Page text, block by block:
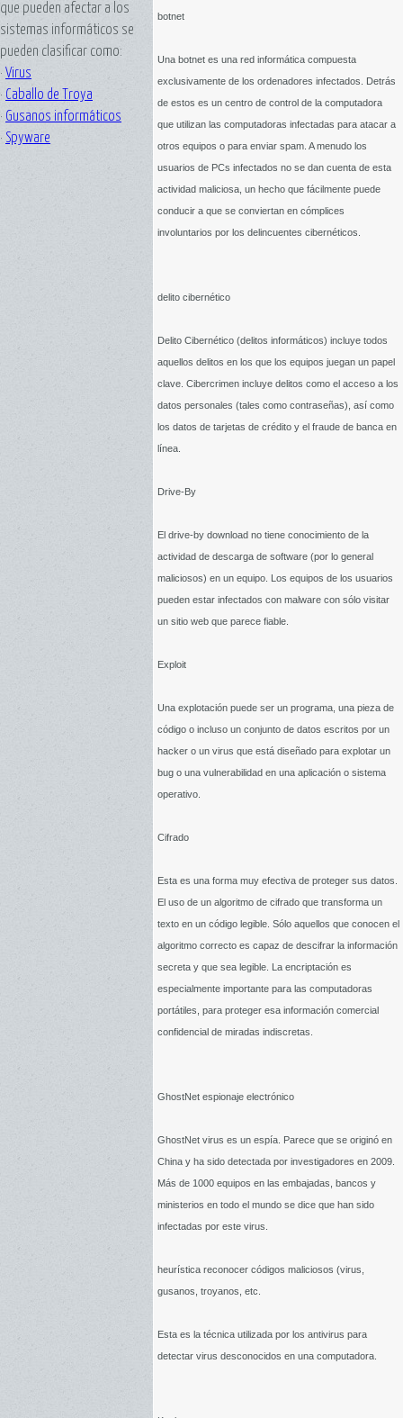
que pueden afectar a los
sistemas informáticos se
pueden clasificar como:
· Virus
· Caballo de Troya
· Gusanos informáticos
· Spyware
botnet
Una botnet es una red informática compuesta
exclusivamente de los ordenadores infectados. Detrás
de estos es un centro de control de la computadora
que utilizan las computadoras infectadas para atacar a
otros equipos o para enviar spam. A menudo los
usuarios de PCs infectados no se dan cuenta de esta
actividad maliciosa, un hecho que fácilmente puede
conducir a que se conviertan en cómplices
involuntarios por los delincuentes cibernéticos.
delito cibernético
Delito Cibernético (delitos informáticos) incluye todos
aquellos delitos en los que los equipos juegan un papel
clave. Cibercrimen incluye delitos como el acceso a los
datos personales (tales como contraseñas), así como
los datos de tarjetas de crédito y el fraude de banca en
línea.
Drive-By
El drive-by download no tiene conocimiento de la
actividad de descarga de software (por lo general
maliciosos) en un equipo. Los equipos de los usuarios
pueden estar infectados con malware con sólo visitar
un sitio web que parece fiable.
Exploit
Una explotación puede ser un programa, una pieza de
código o incluso un conjunto de datos escritos por un
hacker o un virus que está diseñado para explotar un
bug o una vulnerabilidad en una aplicación o sistema
operativo.
Cifrado
Esta es una forma muy efectiva de proteger sus datos.
El uso de un algoritmo de cifrado que transforma un
texto en un código legible. Sólo aquellos que conocen el
algoritmo correcto es capaz de descifrar la información
secreta y que sea legible. La encriptación es
especialmente importante para las computadoras
portátiles, para proteger esa información comercial
confidencial de miradas indiscretas.
GhostNet espionaje electrónico
GhostNet virus es un espía. Parece que se originó en
China y ha sido detectada por investigadores en 2009.
Más de 1000 equipos en las embajadas, bancos y
ministerios en todo el mundo se dice que han sido
infectadas por este virus.
heurística reconocer códigos maliciosos (virus,
gusanos, troyanos, etc.
Esta es la técnica utilizada por los antivirus para
detectar virus desconocidos en una computadora.